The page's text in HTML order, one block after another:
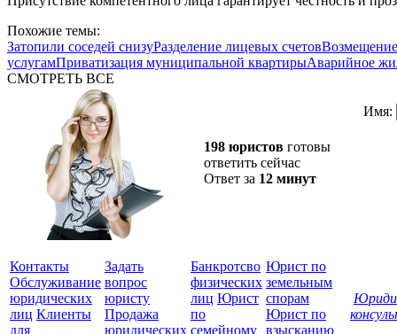
Похожие темы:
Затопили соседей снизуРазделение лицевых счетов
услугамПриватизация муниципальной квартирыАварийное
СМОТРЕТЬ ВСЕ
198 юристов готовы
ответить сейчас
Ответ за 12 минут
Имя:
Контакты
Обслуживание
юридических
лиц Клиенты
для
Задать
вопрос
юристу
Продажа
юридических
Банкротсво
физических
лиц Юрист
по
семейному
Юрист по
земельным
спорам
Юрист по
взысканию